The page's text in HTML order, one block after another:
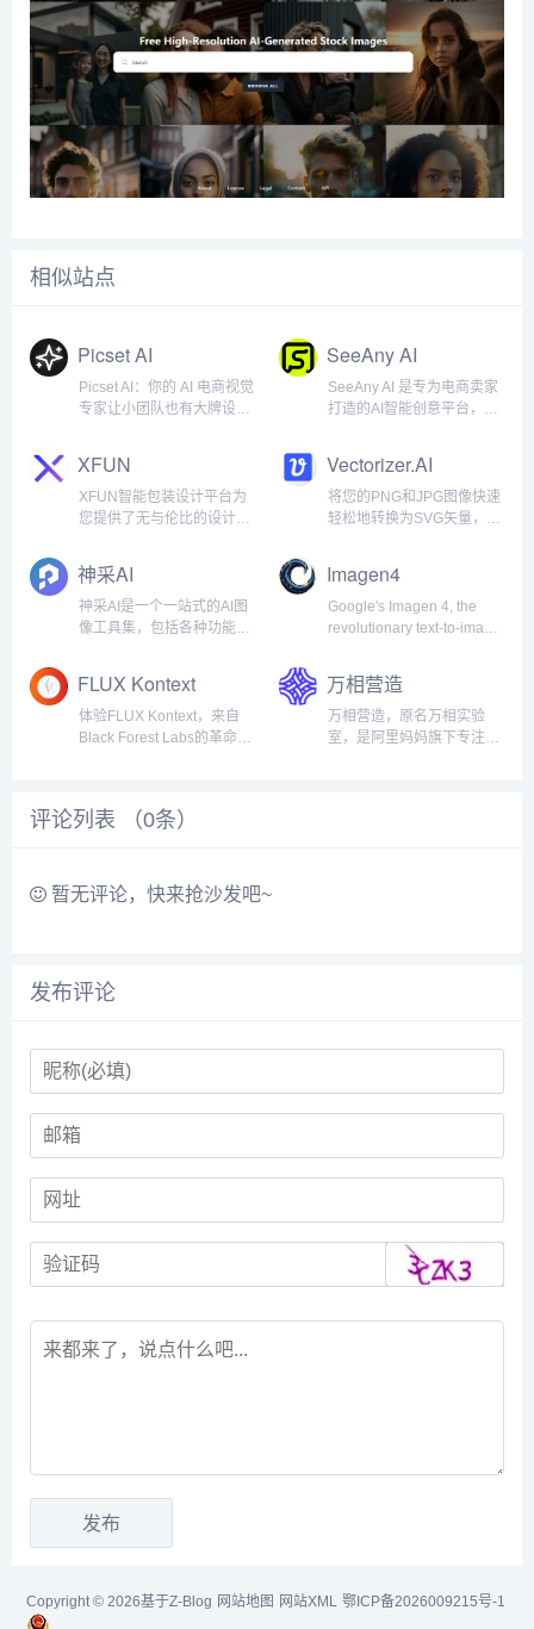
相似站点
Picset AI
Picset AI：你的 AI 电商视觉
专家让小团队也有大牌设计
颖而出。PicsetAI是专注于
电商领域的AI视觉生成引
擎，通过全品类商品图生
SeeAny AI
SeeAny AI 是专为电商卖家
打造的AI智能创意平台，一
装、商品视频、买家秀等工
具。新用户注册即送50积
分，每天还可免费领取20积
XFUN
XFUN智能包装设计平台为
您提供了无与伦比的设计体
术，我们能够快速生成个性
化、精美的包装设计，精美
的字体设计，帮助您突出品
牌特色，吸引更多目标客
Vectorizer.AI
将您的PNG和JPG图像快速
轻松地转换为SVG矢量，我
入，并生成SVG、PDF、
EPS、PNG和PNG作为输
出。...
神采AI
神采AI是一个一站式的AI图
像工具集，包括各种功能强
下，任何人都可以成为强大
的艺术家。神采AI模型风格
库，使你能够轻松地创造出
Imagen4
Google's Imagen 4, the
revolutionary text-to-image
photorealistic image...
FLUX Kontext
体验FLUX Kontext，来自
Black Forest Labs的革命性
持，为电商、自媒体、设计
万相营造
万相营造，原名万相实验
室，是阿里妈妈旗下专注商
评论列表 （0条）
暂无评论，快来抢沙发吧~
发布评论
Copyright © 2026基于Z-Blog 网站地图 网站XML 鄂ICP备2026009215号-1